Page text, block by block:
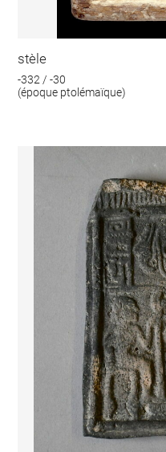
stèle
-332 / -30
(époque ptolémaïque)